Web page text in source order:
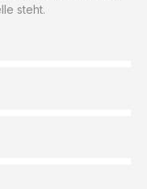
steht.